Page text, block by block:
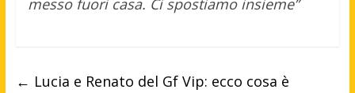
messo fuori casa. Ci spostiamo insieme”
← Lucia e Renato del Gf Vip: ecco cosa è